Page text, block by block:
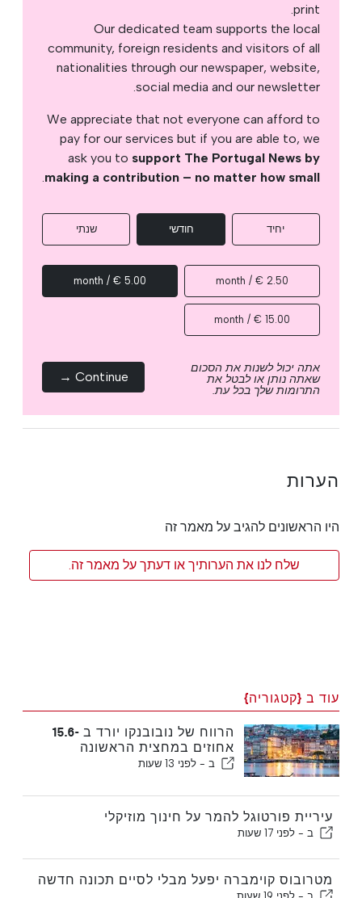
print.
Our dedicated team supports the local
community, foreign residents and visitors of all
nationalities through our newspaper, website,
social media and our newsletter.
We appreciate that not everyone can afford to
pay for our services but if you are able to, we
ask you to support The Portugal News by
making a contribution – no matter how small
.
יחיד חודשי שנתי
2.50 € / month
5.00 € / month
15.00 € / month
אתה יכול לשנות את הסכום
שאתה נותן או לבטל את
התרומות שלך בכל עת.
Continue →
הערות
היו הראשונים להגיב על מאמר זה
שלח לנו את הערותיך או דעתך על מאמר זה.
עוד ב {קטגוריה}
הרווח של נובובנקו יורד ב -15.6
אחוזים במחצית הראשונה
ב - לפני 13 שעות
עיריית פורטוגל להמר על חינוך מוזיקלי
ב - לפני 17 שעות
מטרובוס קוימברה יפעל מבלי לסיים תכונה חדשה